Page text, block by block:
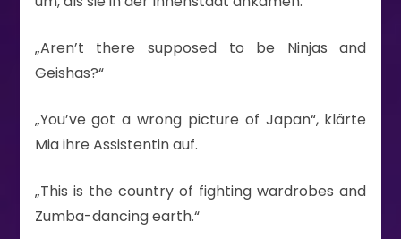
„Aren’t there supposed to be Ninjas and
Geishas?“
„You’ve got a wrong picture of Japan“, klärte
Mia ihre Assistentin auf.
„This is the country of fighting wardrobes and
Zumba-dancing earth.“